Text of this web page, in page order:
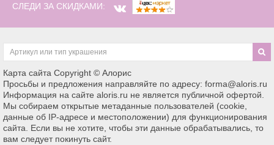
СЛЕДИ ЗА СКИДКАМИ:
Карта сайта Copyright © Алорис
Просьбы и предложения направляйте по адресу: forma@aloris.ru
Информация на сайте aloris.ru не является публичной офертой.
Мы собираем открытые метаданные пользователей (cookie,
данные об IP-адресе и местоположении) для функционирования
сайта. Если вы не хотите, чтобы эти данные обрабатывались, то
вам следует покинуть сайт.